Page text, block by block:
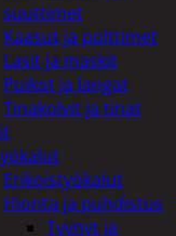
suuttimet
Kaasut ja polttimet
Lasit ja maskit
Puikot ja langat
Tinakolvit ja tinat
Erikoistyökalut
Hionta ja puhdistus
Tyynyt ja